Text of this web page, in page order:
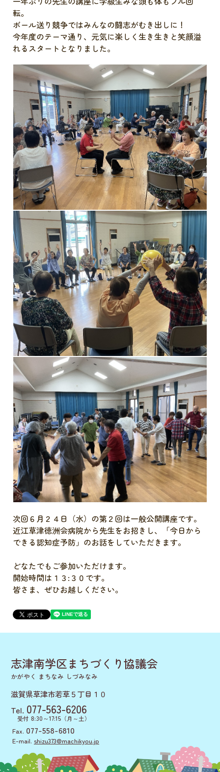
転。
ボール送り競争ではみんなの闘志がむき出しに！
今年度のテーマ通り、元気に楽しく生き生きと笑顔溢
れるスタートとなりました。
次回６月２４日（水）の第２回は一般公開講座です。
近江草津徳洲会病院から先生をお招きし、「今日から
できる認知症予防」のお話をしていただきます。
どなたでもご参加いただけます。
開始時間は１３:３０です。
皆さま、ぜひお越しください。
志津南学区まちづくり協議会
かがやく まちなみ しづみなみ
滋賀県草津市若草５丁目１０
Tel. 077-563-6206
受付 8:30～17:15 （月～土）
Fax. 077-558-6810
E-mail. shizu373@machikyou.jp